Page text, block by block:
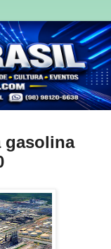
gasolina